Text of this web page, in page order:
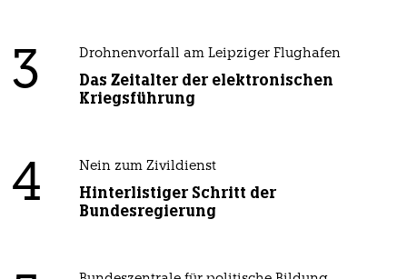
3 Drohnenvorfall am Leipziger Flughafen
Das Zeitalter der elektronischen
Kriegsführung
4 Nein zum Zivildienst
Hinterlistiger Schritt der
Bundesregierung